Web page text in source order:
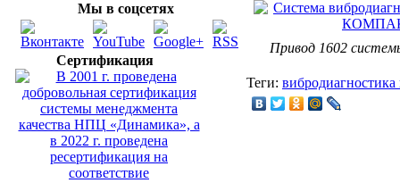
Мы в соцсетях
Сертификация
Привод 1602
Теги: